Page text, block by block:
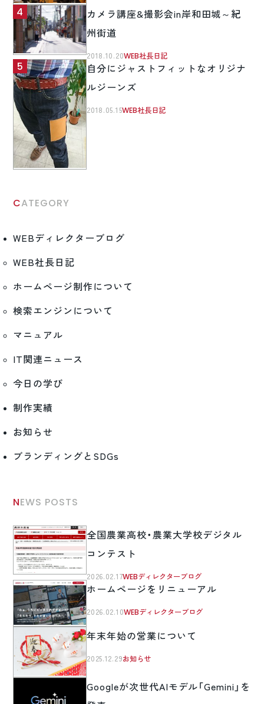
カメラ講座&撮影会in岸和田城～紀
州街道
2018.10.20WEB社長日記
自分にジャストフィットなオリジナ
ルジーンズ
2018.05.15WEB社長日記
CATEGORY
WEBディレクターブログ
WEB社長日記
ホームページ制作について
検索エンジンについて
マニュアル
IT関連ニュース
今日の学び
制作実績
お知らせ
ブランディングとSDGs
NEWS POSTS
全国農業高校・農業大学校デジタル
コンテスト
2026.02.17WEBディレクターブログ
ホームページをリニューアル
2026.02.10WEBディレクターブログ
年末年始の営業について
2025.12.29お知らせ
Googleが次世代AIモデル「Gemini」を